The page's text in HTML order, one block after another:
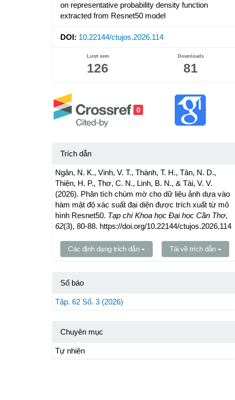
on representative probability density function
extracted from Resnet50 model
DOI: 10.22144/ctujos.2026.114
Lượt xem
126
Downloads
81
0
Trích dẫn
Ngân, N. K., Vinh, V. T., Thành, T. H., Tân, N. D.,
Thiện, H. P., Thơ, C. N., Linh, B. N., & Tài, V. V.
(2026). Phân tích chùm mờ cho dữ liệu ảnh dựa vào
hàm mật độ xác suất đại diện được trích xuất từ mô
hình Resnet50. Tạp chí Khoa học Đại học Cần Thơ,
62(3), 80-88. https://doi.org/10.22144/ctujos.2026.114
Các định dạng trích dẫn Tải về trích dẫn
Số báo
Tập. 62 Số. 3 (2026)
Chuyên mục
Tự nhiên